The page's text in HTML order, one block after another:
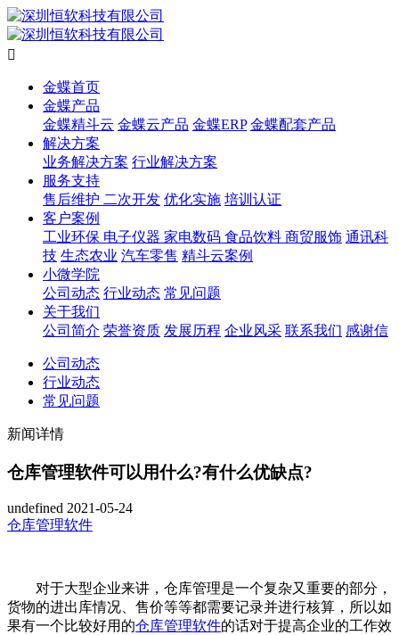

金蝶首页
金蝶产品
金蝶精斗云 金蝶云产品 金蝶ERP 金蝶配套产品
解决方案
业务解决方案 行业解决方案
服务支持
售后维护 二次开发 优化实施 培训认证
客户案例
工业环保 电子仪器 家电数码 食品饮料 商贸服饰 通讯科
技 生态农业 汽车零售 精斗云案例
小微学院
公司动态 行业动态 常见问题
关于我们
公司简介 荣誉资质 发展历程 企业风采 联系我们 感谢信
公司动态
行业动态
常见问题
新闻详情
仓库管理软件可以用什么?有什么优缺点?
undefined 2021-05-24
仓库管理软件
对于大型企业来讲，仓库管理是一个复杂又重要的部分，
货物的进出库情况、售价等等都需要记录并进行核算，所以如
果有一个比较好用的仓库管理软件的话对于提高企业的工作效